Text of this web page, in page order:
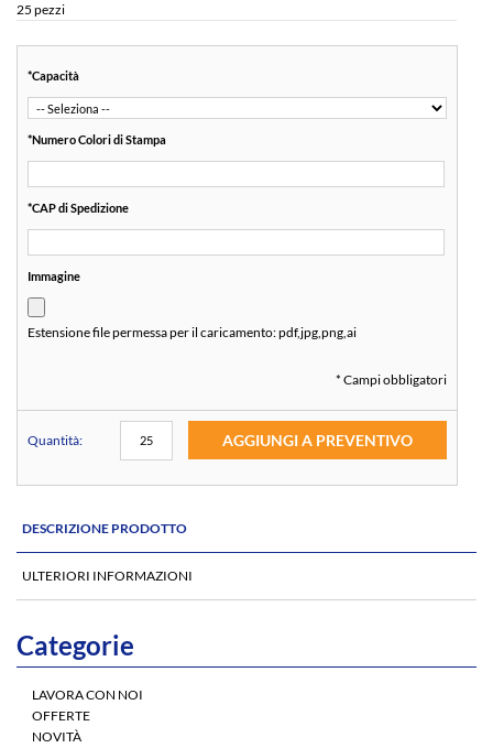
25 pezzi
*Capacità
*Numero Colori di Stampa
*CAP di Spedizione
Immagine
Estensione file permessa per il caricamento:pdf,jpg,png,ai
* Campi obbligatori
Quantità: AGGIUNGI A PREVENTIVO
DESCRIZIONE PRODOTTO
ULTERIORI INFORMAZIONI
Categorie
LAVORA CON NOI
OFFERTE
NOVITÀ